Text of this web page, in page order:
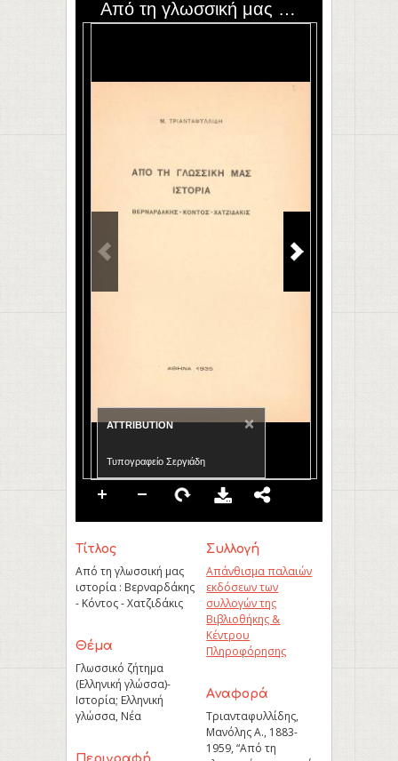
Από τη γλωσσική μας ιστορία : Βερναρδάκης - Κόντος - Χατζιδάκις
ATTRIBUTION ×
Τυπογραφείο Σεργιάδη
Τίτλος
Από τη γλωσσική μας
ιστορία : Βερναρδάκης
- Κόντος - Χατζιδάκις
Θέμα
Γλωσσικό ζήτημα
(Ελληνική γλώσσα)-
Ιστορία; Ελληνική
γλώσσα, Νέα
Συλλογή
Απάνθισμα παλαιών
εκδόσεων των
συλλογών της
Βιβλιοθήκης &
Κέντρου
Πληροφόρησης
Aναφορά
Τριανταφυλλίδης,
Μανόλης Α., 1883-
1959, “Από τη